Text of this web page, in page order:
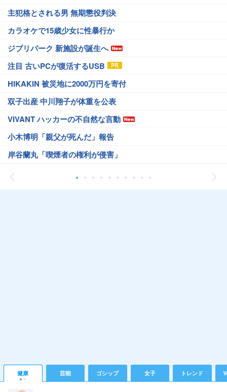
主犯格とされる男 無期懲役判決
カラオケで15歳少女に性暴行か
ジブリパーク 新施設が誕生へ
注目 古いPCが復活するUSB
HIKAKIN 被災地に2000万円を寄付
双子出産 中川翔子が体重を公表
VIVANT ハッカーの不自然な言動
小木博明「親父が死んだ」報告
岸谷蘭丸「喫煙者の権利が侵害」
健康 芸能 ゴシップ 女子 トレンド